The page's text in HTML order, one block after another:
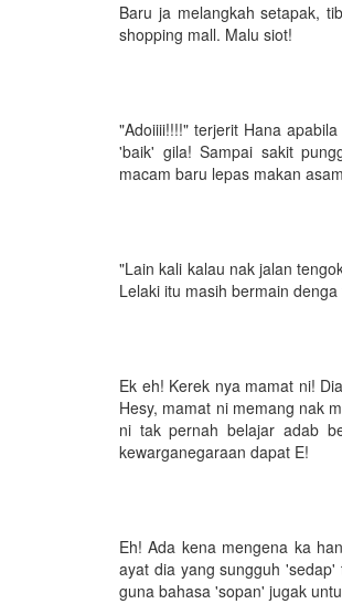
Baru ja melangkah setapak,
shopping mall. Malu siot!
"Adoiiii!!!!" terjerit Hana
'baik' gila! Sampai sakit
macam baru lepas makan
"Lain kali kalau nak jalan
Lelaki itu masih bermain
Ek eh! Kerek nya mamat ni!
Hesy, mamat ni memang nak
ni tak pernah belajar adab
kewarganegaraan dapat E!
Eh! Ada kena mengena ka
ayat dia yang sungguh
guna bahasa 'sopan' jugak